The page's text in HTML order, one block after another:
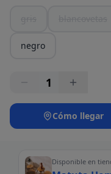
negro
1
Cómo llegar
Disponible en